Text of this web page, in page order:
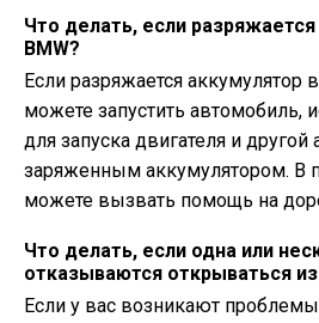
Что делать, если
BMW?
Если разряжается аккумулятор
можете запустить автомобиль,
для запуска двигателя и другой
заряженным аккумулятором. В
можете вызвать помощь на
Что делать, если одна или
отказываются открываться
Если у вас возникают